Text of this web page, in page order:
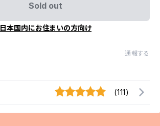
Sold out
日本国内にお住まいの方向け
通報する
(111)